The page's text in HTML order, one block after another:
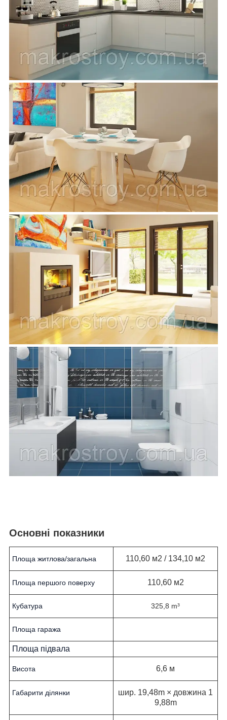
Основні показники
Площа житлова/загальна 110,60 м2 / 134,10 м2
Площа першого поверху 110,60 м2
Кубатура 325,8 m³
Площа гаража
Площа підвала
Висота 6,6 м
Габарити ділянки
шир. 19,48m × довжина 1
9,88m